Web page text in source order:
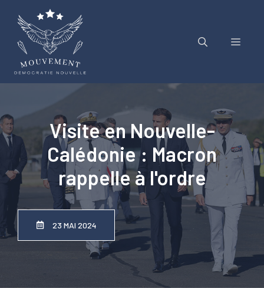
contenu
Menu
Visite en Nouvelle-
Calédonie : Macron
rappelle à l'ordre
23 MAI 2024